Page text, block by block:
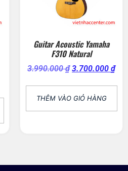
Guitar Acoustic Yamaha
F310 Natural
3.990.000₫ 3.700.000 ₫
THÊM VÀO GIỎ HÀNG